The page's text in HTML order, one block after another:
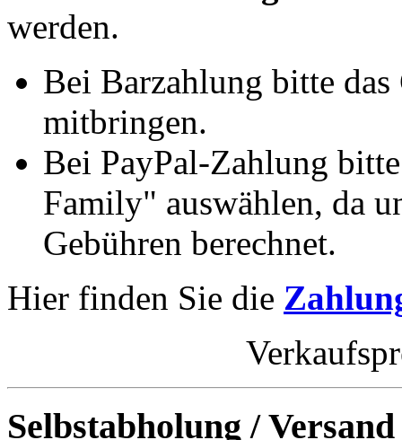
werden.
Bei Barzahlung bitte
mitbringen.
Bei PayPal-Zahlung
Family" auswählen, da
Gebühren berechnet.
Hier finden Sie die
Selbstabholung / Versand